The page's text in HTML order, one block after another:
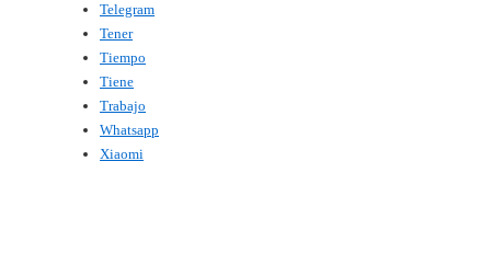
Telegram
Tener
Tiempo
Tiene
Trabajo
Whatsapp
Xiaomi